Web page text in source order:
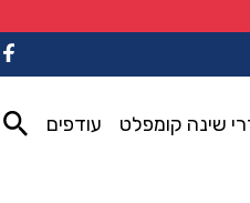
שינה קומפלט עודפים